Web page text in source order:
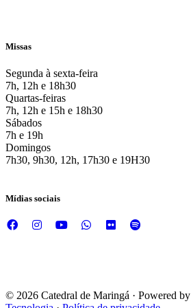
Missas
Segunda à sexta-feira
7h, 12h e 18h30
Quartas-feiras
7h, 12h e 15h e 18h30
Sábados
7h e 19h
Domingos
7h30, 9h30, 12h, 17h30 e 19H30
Mídias sociais
© 2026 Catedral de Maringá · Powered by